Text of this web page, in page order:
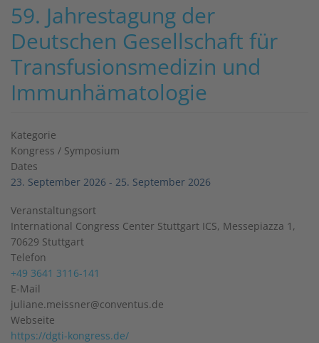
59. Jahrestagung der
Deutschen Gesellschaft für
Transfusionsmedizin und
Immunhämatologie
Kategorie
Kongress / Symposium
Dates
23. September 2026 - 25. September 2026
Veranstaltungsort
International Congress Center Stuttgart ICS, Messepiazza 1,
70629 Stuttgart
Telefon
+49 3641 3116-141
E-Mail
juliane.meissner@conventus.de
Webseite
https://dgti-kongress.de/